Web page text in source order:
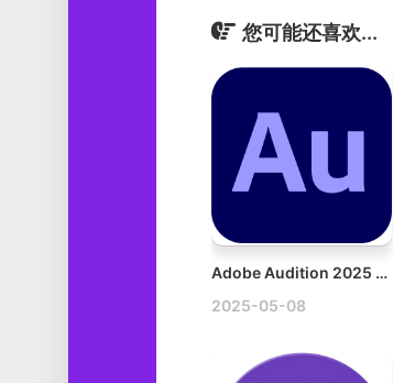
您可能还喜欢...
Adobe Audition 2025 v25.2.0 Win音频录制和编辑软件多语言破解版
2025-05-08